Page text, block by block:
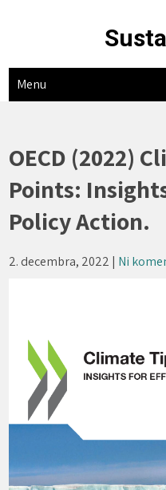
Menu
OECD (2022)
Points:
Policy Action.
2. decembra, 2022 | Ni